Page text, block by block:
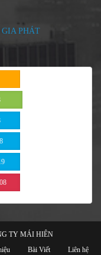
PHÁT
TY MÁI HIÊN
Bài Viết Liên hệ